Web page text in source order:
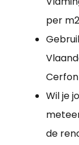
per
Wil je
de